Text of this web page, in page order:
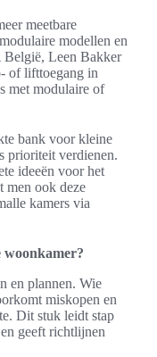
meetbare
modellen en
Leen Bakker
of lifttoegang in
met modulaire of
bank voor kleine
prioriteit verdienen.
ideeën voor het
men ook deze
kamers via
woonkamer?
en plannen. Wie
miskopen en
Dit stuk leidt stap
geeft richtlijnen